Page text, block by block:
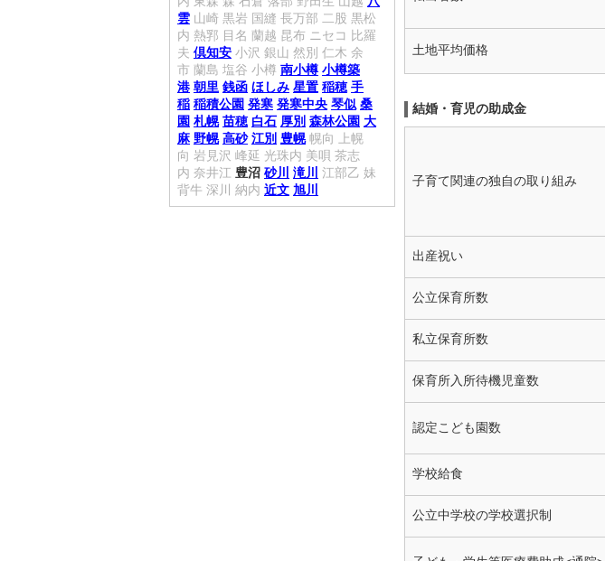
土地平均価格
結婚・育児の助成金
子育て関連の独自の取り組み
出産祝い
公立保育所数
私立保育所数
保育所入所待機児童数
認定こども園数
学校給食
公立中学校の学校選択制
雲 山崎 黒岩 国縫 長万部 二股 黒松
内 熱郛 目名 蘭越 昆布 ニセコ 比羅
夫 倶知安 小沢 銀山 然別 仁木 余
市 蘭島 塩谷 小樽 南小樽 小樽築
港 朝里 銭函 ほしみ 星置 稲穂 手
稲 稲積公園 発寒 発寒中央 琴似 桑
園 札幌 苗穂 白石 厚別 森林公園 大
麻 野幌 高砂 江別 豊幌 幌向
上幌
向 岩見沢 峰延 光珠内 美唄 茶志
内 奈井江 豊沼 砂川 滝川 江部乙 妹
背牛 深川 納内 近文 旭川